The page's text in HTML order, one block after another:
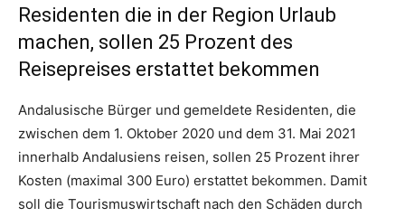
Residenten die in der Region Urlaub
machen, sollen 25 Prozent des
Reisepreises erstattet bekommen
Andalusische Bürger und gemeldete Residenten, die
zwischen dem 1. Oktober 2020 und dem 31. Mai 2021
innerhalb Andalusiens reisen, sollen 25 Prozent ihrer
Kosten (maximal 300 Euro) erstattet bekommen. Damit
soll die Tourismuswirtschaft nach den Schäden durch